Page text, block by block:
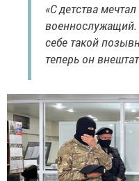
«С детства
военнослужащий.
себе такой
теперь он